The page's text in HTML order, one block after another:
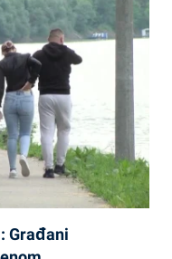
Građani